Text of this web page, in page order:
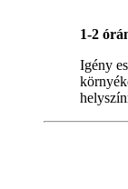
1-2
Igény